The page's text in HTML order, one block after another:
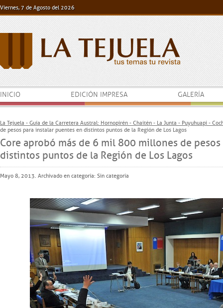
Viernes, 7 de Agosto del 2026
INICIO EDICIÓN IMPRESA GALERÍA
La Tejuela - Guía de la Carretera Austral: Hornopirén - Chaitén - La Junta - Puyuhuapi -
de pesos para instalar puentes en distintos puntos de la Región de Los Lagos
Core aprobó más de 6 mil 800 millones de
distintos puntos de la Región de Los Lagos
Mayo 8, 2013. Archivado en categoría: Sin categoría